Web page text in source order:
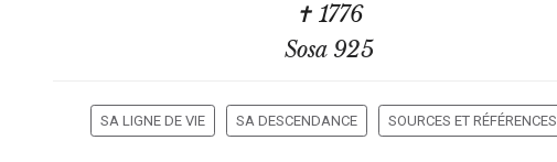
✝ 1776
Sosa 925
SA LIGNE DE VIE SA DESCENDANCE SOURCES ET RÉFÉRENCES